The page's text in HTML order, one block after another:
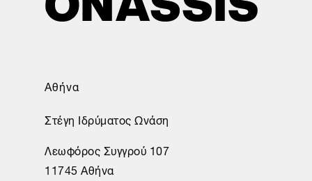
Αθήνα
Στέγη Ιδρύματος Ωνάση
Λεωφόρος Συγγρού 107
11745 Αθήνα